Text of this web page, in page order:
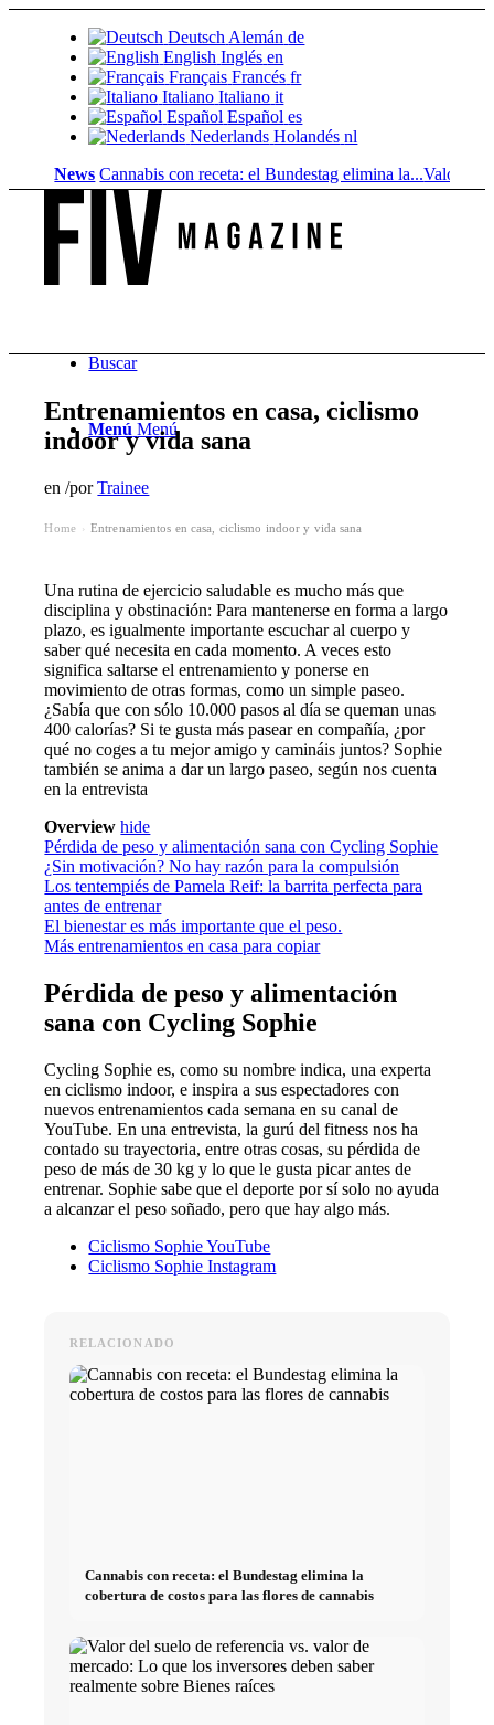
Deutsch Alemán de
English Inglés en
Français Francés fr
Italiano Italiano it
Español Español es
Nederlands Holandés nl
News Cannabis con receta: el Bundestag elimina la... Valor del
Buscar
Menú Menú
Entrenamientos en casa, ciclismo
indoor y vida sana
en/porTrainee
Home Entrenamientos en casa, ciclismo indoor y vida sana
Una rutina de ejercicio saludable es mucho más que
disciplina y obstinación: Para mantenerse en forma a largo
plazo, es igualmente importante escuchar al cuerpo y
saber qué necesita en cada momento. A veces esto
significa saltarse el entrenamiento y ponerse en
movimiento de otras formas, como un simple paseo.
¿Sabía que con sólo 10.000 pasos al día se queman unas
400 calorías? Si te gusta más pasear en compañía, ¿por
qué no coges a tu mejor amigo y camináis juntos? Sophie
también se anima a dar un largo paseo, según nos cuenta
en la entrevista
Overview hide
Pérdida de peso y alimentación sana con Cycling Sophie
¿Sin motivación? No hay razón para la compulsión
Los tentempiés de Pamela Reif: la barrita perfecta para
antes de entrenar
El bienestar es más importante que el peso.
Más entrenamientos en casa para copiar
Pérdida de peso y alimentación
sana con Cycling Sophie
Cycling Sophie es, como su nombre indica, una experta
en ciclismo indoor, e inspira a sus espectadores con
nuevos entrenamientos cada semana en su canal de
YouTube. En una entrevista, la gurú del fitness nos ha
contado su trayectoria, entre otras cosas, su pérdida de
peso de más de 30 kg y lo que le gusta picar antes de
entrenar. Sophie sabe que el deporte por sí solo no ayuda
a alcanzar el peso soñado, pero que hay algo más.
Ciclismo Sophie YouTube
Ciclismo Sophie Instagram
RELACIONADO
Cannabis con receta: el Bundestag elimina la
cobertura de costos para las flores de cannabis